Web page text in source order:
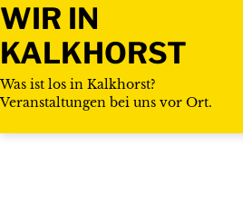
WIR IN
KALKHORST
Was ist los in Kalkhorst?
Veranstaltungen bei uns vor Ort.